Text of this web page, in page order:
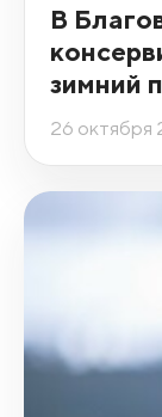
В
зимний
26 октября